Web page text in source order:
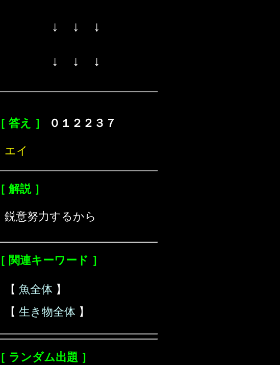
↓ ↓ ↓
↓ ↓ ↓
［ 答え ］ ０１２２３７
エイ
［ 解説 ］
鋭意努力するから
［ 関連キーワード ］
【 魚全体 】
【 生き物全体 】
［ ランダム出題 ］